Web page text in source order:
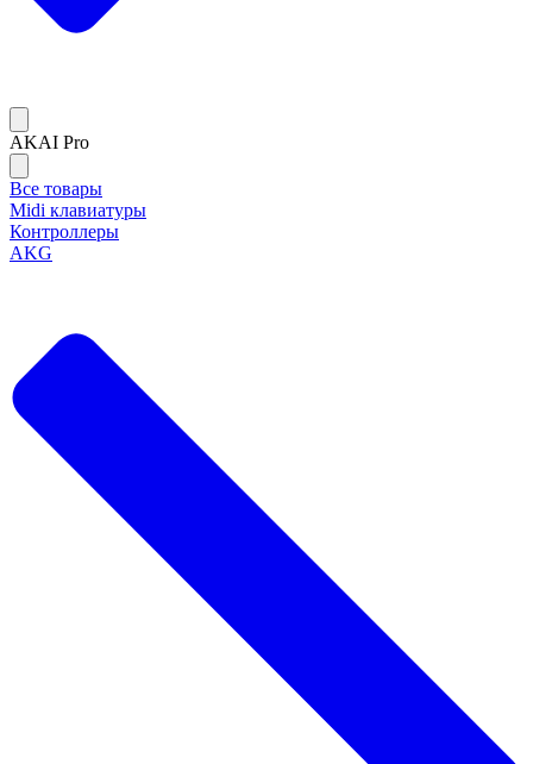
AKAI Pro
Все товары
Midi клавиатуры
Контроллеры
AKG